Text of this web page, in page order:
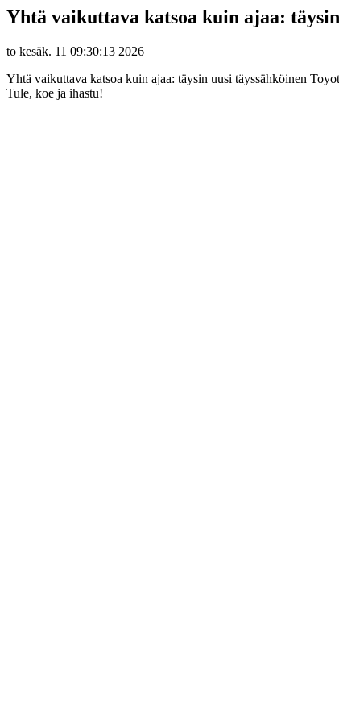
Yhtä vaikuttava katsoa kuin ajaa:
to kesäk. 11 09:30:13 2026
Yhtä vaikuttava katsoa kuin ajaa: täysin uusi täyssähköinen
Tule, koe ja ihastu!